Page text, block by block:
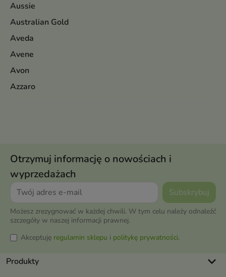
Aussie
Australian Gold
Aveda
Avene
Avon
Azzaro
Otrzymuj informację o nowościach i
wyprzedażach
Możesz zrezygnować w każdej chwili. W tym celu należy odnaleźć
szczegóły w naszej informacji prawnej.
Akceptuję regulamin sklepu i politykę prywatności.
Produkty keyboard_arrow_down